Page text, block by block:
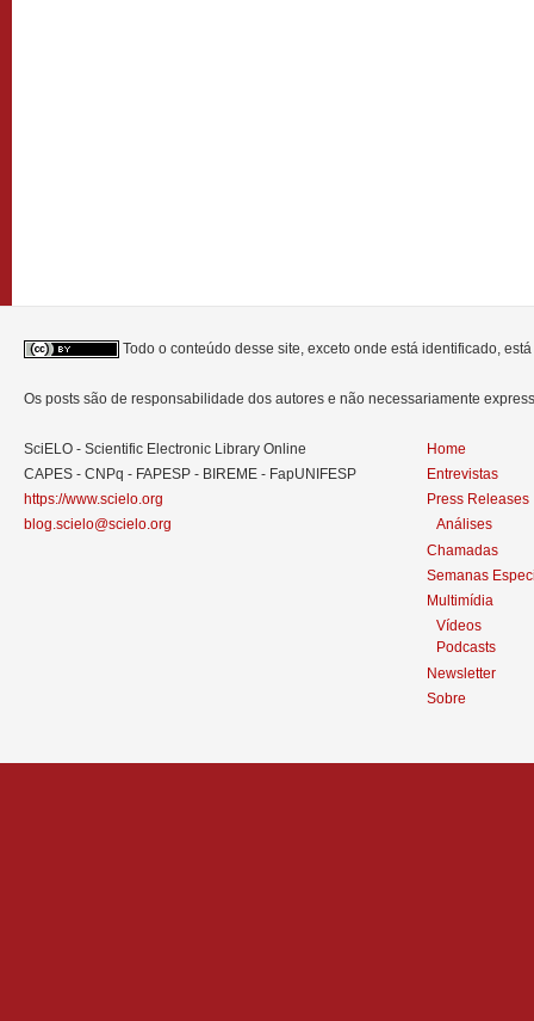
Todo o conteúdo desse site, exceto onde está identificado,
Os posts são de responsabilidade dos autores e não necessariamente
SciELO - Scientific Electronic Library Online
CAPES - CNPq - FAPESP - BIREME - FapUNIFESP
https://www.scielo.org
blog.scielo@scielo.org
Home
Entrevistas
Press Releases
Análises
Chamadas
Semanas
Multimídia
Vídeos
Podcasts
Newsletter
Sobre